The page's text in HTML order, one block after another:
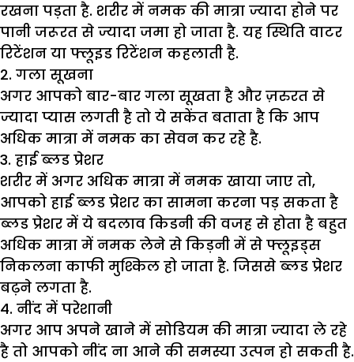
रखना पड़ता है. शरीर में नमक की मात्रा ज्यादा होने पर
पानी जरूरत से ज्यादा जमा हो जाता है. यह स्थिति वाटर
रिटेंशन या फ्लूइड रिटेंशन कहलाती है.
2. गला सूखना
अगर आपको बार-बार गला सूखता है और ज़रुरत से
ज्यादा प्यास लगती है तो ये सकेंत बताता है कि आप
अधिक मात्रा में नमक का सेवन कर रहे है.
3. हाई ब्लड प्रेशर
शरीर में अगर अधिक मात्रा में नमक खाया जाए तो,
आपको हाई ब्लड प्रेशर का सामना करना पड़ सकता है
ब्लड प्रेशर में ये बदलाव किडनी की वजह से होता है बहुत
अधिक मात्रा में नमक लेने से किड़नी में से फ्लूइड्स
निकलना काफी मुश्किल हो जाता है. जिससे ब्लड प्रेशर
बढ़ने लगता है.
4. नींद में परेशानी
अगर आप अपने खाने में सोडियम की मात्रा ज्यादा ले रहे
है तो आपको नींद ना आने की समस्या उत्पन हो सकती है.